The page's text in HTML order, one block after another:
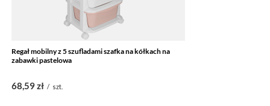
Regał mobilny z 5 szufladami szafka na kółkach na
zabawki pastelowa
68,59 zł / szt.